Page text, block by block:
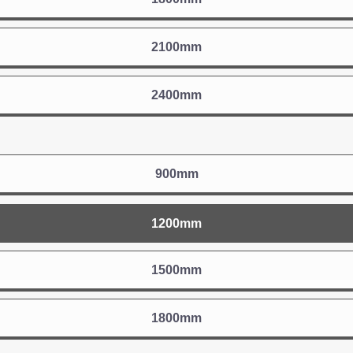
2100mm
2400mm
900mm
1200mm
1500mm
1800mm
数量
カートに追加しました。